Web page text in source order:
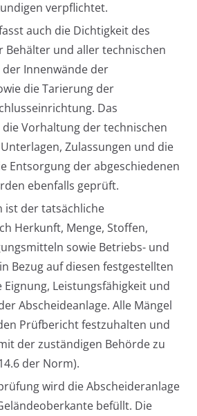
verpflichtet.
auch die Dichtigkeit des
Behälter und aller technischen
Innenwände der
die Tarierung der
Das
Vorhaltung der technischen
Zulassungen und die
Entsorgung der abgeschiedenen
ebenfalls geprüft.
ist der tatsächliche
Herkunft, Menge, Stoffen,
sowie Betriebs- und
Bezug auf diesen festgestellten
Eignung, Leistungsfähigkeit und
Abscheideanlage. Alle Mängel
Prüfbericht festzuhalten und
der zuständigen Behörde zu
der Norm).
wird die Abscheideranlage
befüllt. Die